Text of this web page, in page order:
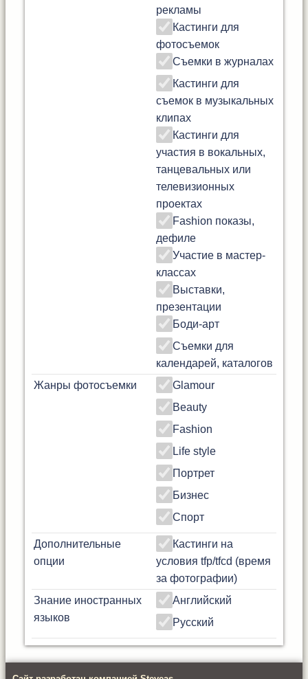
рекламы
Кастинги для
фотосъемок
Съемки в журналах
Кастинги для
съемок в музыкальных
клипах
Кастинги для
участия в вокальных,
танцевальных или
телевизионных
проектах
Fashion показы,
дефиле
Участие в мастер-
классах
Выставки,
презентации
Боди-арт
Съемки для
календарей, каталогов
Жанры фотосъемки
Glamour
Beauty
Fashion
Life style
Портрет
Бизнес
Спорт
Дополнительные
опции
Кастинги на
условия tfp/tfcd (время
за фотографии)
Знание иностранных
языков
Английский
Русский